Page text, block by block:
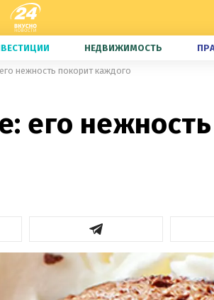
НЕДВИЖИМОСТЬ
нежность покорит каждого
его нежность